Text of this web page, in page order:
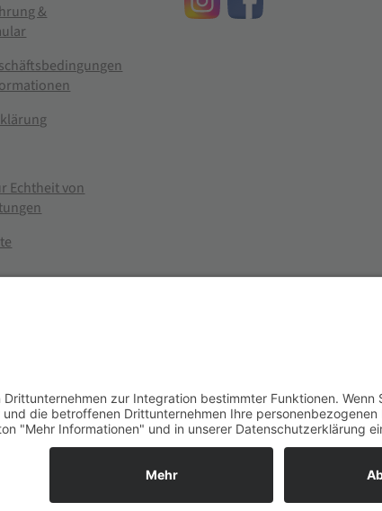
&
Echtheit von
für hochwertige Futtermittel, Saatgut, Zuchtmittel
dem bisherigen Preis in diesem Online-Shop.